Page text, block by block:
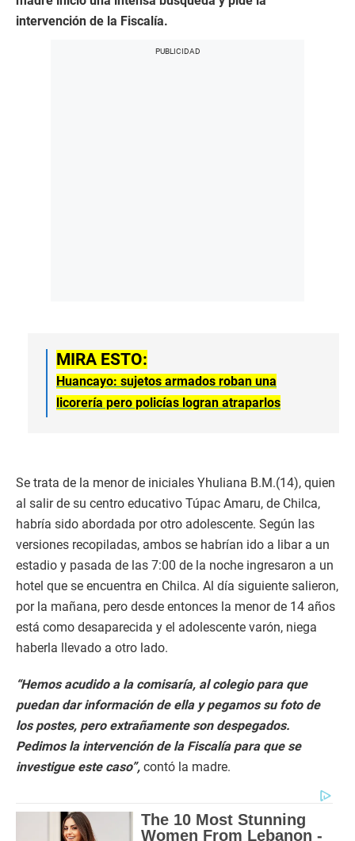
intervención de la Fiscalía.
MIRA ESTO:
Huancayo: sujetos armados roban una
licorería pero policías logran atraparlos
Se trata de la menor de iniciales Yhuliana B.M.(14), quien
al salir de su centro educativo Túpac Amaru, de Chilca,
habría sido abordada por otro adolescente. Según las
versiones recopiladas, ambos se habrían ido a libar a un
estadio y pasada de las 7:00 de la noche ingresaron a un
hotel que se encuentra en Chilca. Al día siguiente salieron,
por la mañana, pero desde entonces la menor de 14 años
está como desaparecida y el adolescente varón, niega
haberla llevado a otro lado.
“Hemos acudido a la comisaría, al colegio para que
puedan dar información de ella y pegamos su foto de
los postes, pero extrañamente son despegados.
Pedimos la intervención de la Fiscalía para que se
investigue este caso”, contó la madre.